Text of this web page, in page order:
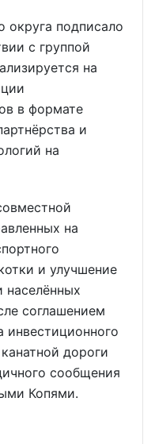
округа подписало
с группой
на
в формате
и
на
на
и улучшение
населённых
соглашением
инвестиционного
дороги
сообщения
Копями.